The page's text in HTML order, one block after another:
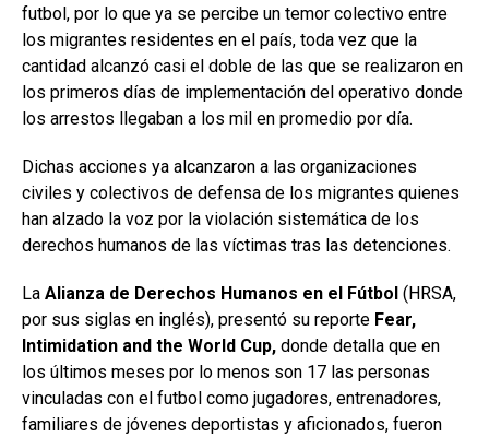
futbol, por lo que ya se percibe un temor colectivo entre
los migrantes residentes en el país, toda vez que la
cantidad alcanzó casi el doble de las que se realizaron en
los primeros días de implementación del operativo donde
los arrestos llegaban a los mil en promedio por día.
Dichas acciones ya alcanzaron a las organizaciones
civiles y colectivos de defensa de los migrantes quienes
han alzado la voz por la violación sistemática de los
derechos humanos de las víctimas tras las detenciones.
La Alianza de Derechos Humanos en el Fútbol (HRSA,
por sus siglas en inglés), presentó su reporte Fear,
Intimidation and the World Cup, donde detalla que en
los últimos meses por lo menos son 17 las personas
vinculadas con el futbol como jugadores, entrenadores,
familiares de jóvenes deportistas y aficionados, fueron